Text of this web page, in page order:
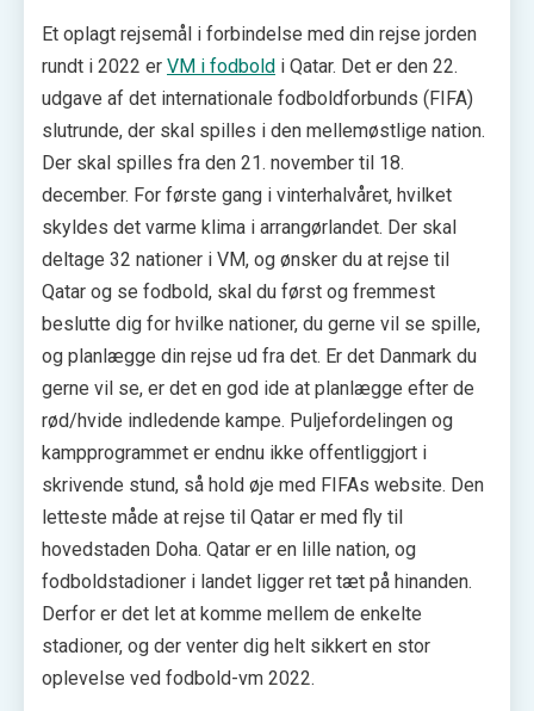
Et oplagt rejsemål i forbindelse med din rejse jorden
rundt i 2022 er VM i fodbold i Qatar. Det er den 22.
udgave af det internationale fodboldforbunds (FIFA)
slutrunde, der skal spilles i den mellemøstlige nation.
Der skal spilles fra den 21. november til 18.
december. For første gang i vinterhalvåret, hvilket
skyldes det varme klima i arrangørlandet. Der skal
deltage 32 nationer i VM, og ønsker du at rejse til
Qatar og se fodbold, skal du først og fremmest
beslutte dig for hvilke nationer, du gerne vil se spille,
og planlægge din rejse ud fra det. Er det Danmark du
gerne vil se, er det en god ide at planlægge efter de
rød/hvide indledende kampe. Puljefordelingen og
kampprogrammet er endnu ikke offentliggjort i
skrivende stund, så hold øje med FIFAs website. Den
letteste måde at rejse til Qatar er med fly til
hovedstaden Doha. Qatar er en lille nation, og
fodboldstadioner i landet ligger ret tæt på hinanden.
Derfor er det let at komme mellem de enkelte
stadioner, og der venter dig helt sikkert en stor
oplevelse ved fodbold-vm 2022.